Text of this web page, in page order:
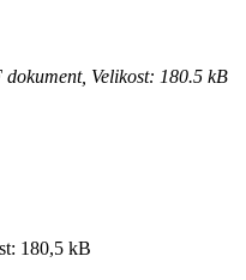
Velikost: 180.5 kB
180,5 kB